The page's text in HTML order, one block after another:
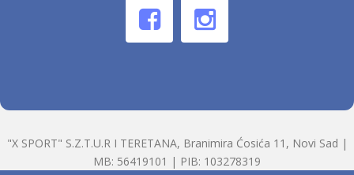
"X SPORT" S.Z.T.U.R I TERETANA, Branimira Ćosića 11, Novi Sad |
MB: 56419101 | PIB: 103278319